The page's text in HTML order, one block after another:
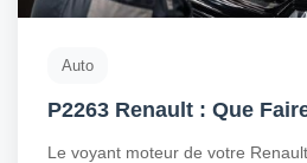
Auto
P2263 Renault : Que
Le voyant moteur de votre